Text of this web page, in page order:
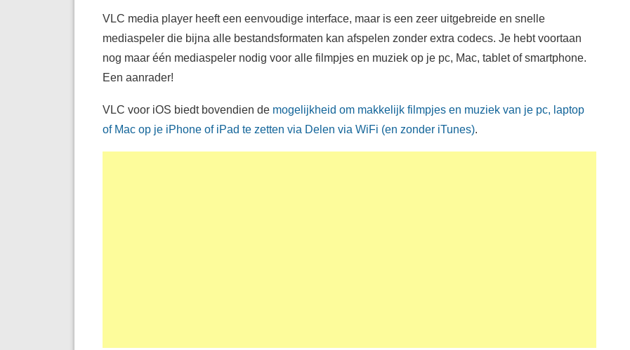
VLC media player heeft een eenvoudige interface, maar is een zeer uitgebreide en snelle
mediaspeler die bijna alle bestandsformaten kan afspelen zonder extra codecs. Je hebt voortaan
nog maar één mediaspeler nodig voor alle filmpjes en muziek op je pc, Mac, tablet of smartphone.
Een aanrader!
VLC voor iOS biedt bovendien de mogelijkheid om makkelijk filmpjes en muziek van je pc, laptop
of Mac op je iPhone of iPad te zetten via Delen via WiFi (en zonder iTunes).